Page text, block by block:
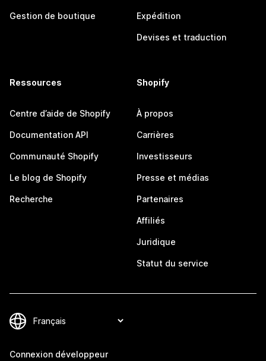
Gestion de boutique Expédition
Devises et traduction
Ressources
Centre d’aide de Shopify
Documentation API
Communauté Shopify
Le blog de Shopify
Recherche
Shopify
À propos
Carrières
Investisseurs
Presse et médias
Partenaires
Affiliés
Juridique
Statut du service
Connexion développeur